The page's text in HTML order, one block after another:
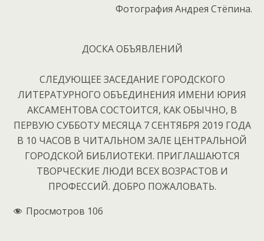
Фотография Андрея Стёпина.
ДОСКА ОБЪЯВЛЕНИЙ
СЛЕДУЮЩЕЕ ЗАСЕДАНИЕ ГОРОДСКОГО
ЛИТЕРАТУРНОГО ОБЪЕДИНЕНИЯ ИМЕНИ ЮРИЯ
АКСАМЕНТОВА СОСТОИТСЯ, КАК ОБЫЧНО, В
ПЕРВУЮ СУББОТУ МЕСЯЦА 7 СЕНТЯБРЯ 2019 ГОДА
В 10 ЧАСОВ В ЧИТАЛЬНОМ ЗАЛЕ ЦЕНТРАЛЬНОЙ
ГОРОДСКОЙ БИБЛИОТЕКИ. ПРИГЛАШАЮТСЯ
ТВОРЧЕСКИЕ ЛЮДИ ВСЕХ ВОЗРАСТОВ И
ПРОФЕССИЙ. ДОБРО ПОЖАЛОВАТЬ.
Просмотров 106